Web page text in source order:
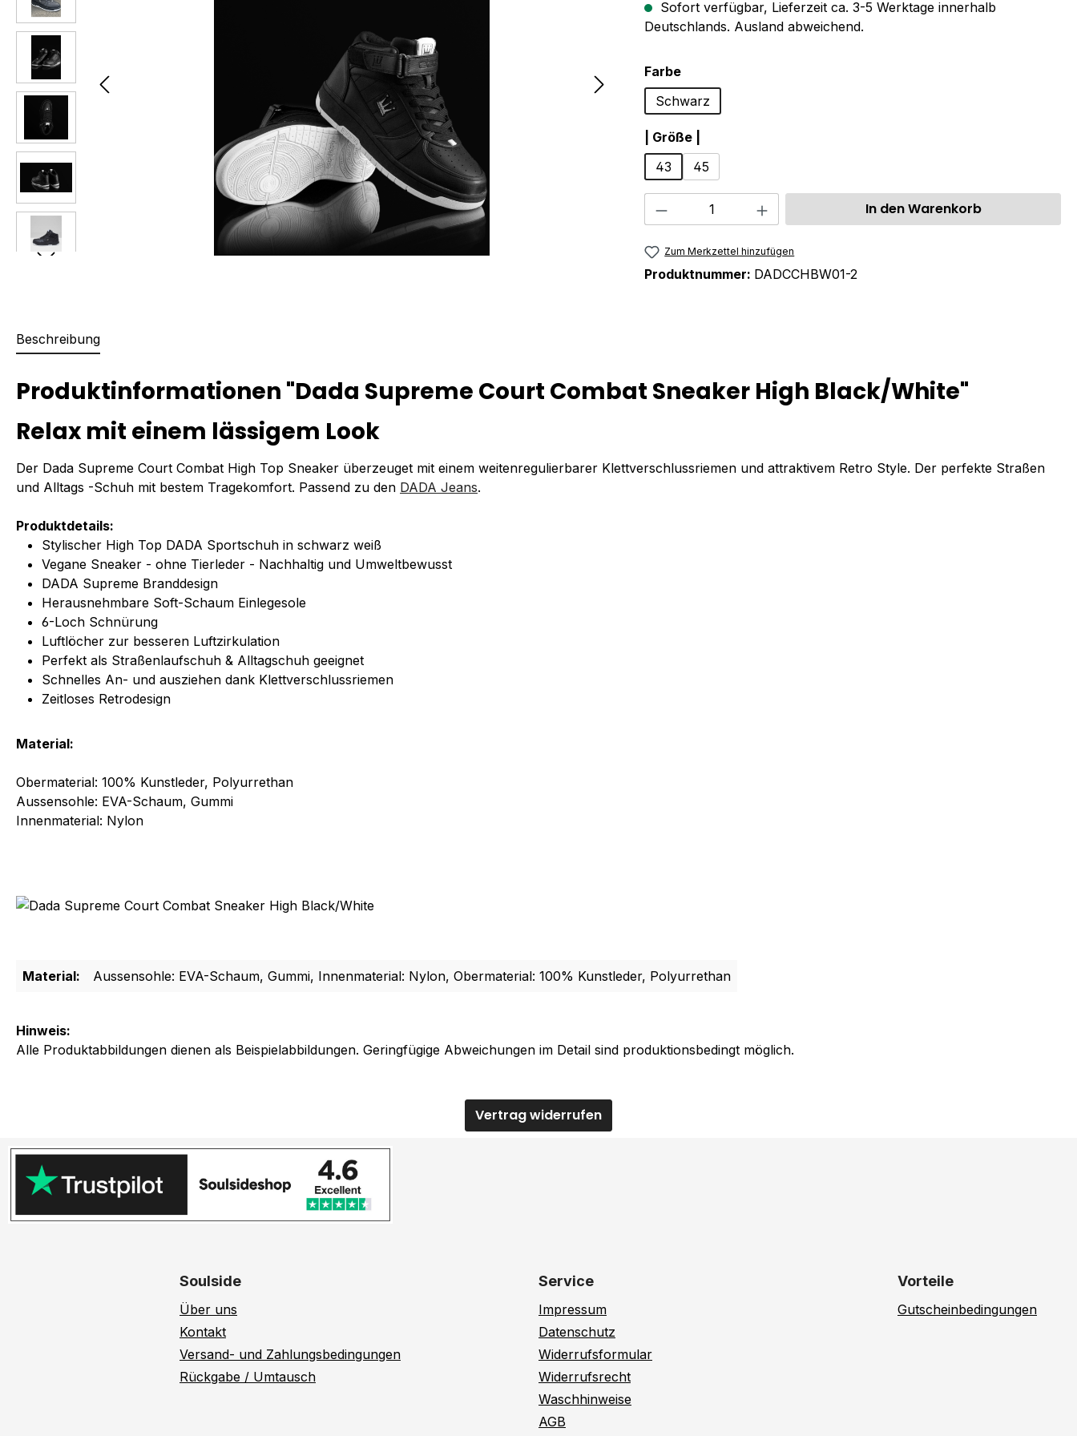
Hinweis:
Alle Produktabbildungen dienen als Beispielabbildungen. Geringfügige Abweichungen im Detail sind produktionsbedingt möglich.
Sofort verfügbar, Lieferzeit ca. 3-5 Werktage innerhalb
Deutschlands. Ausland abweichend.
Farbeauswählen
Schwarz
| Größe |
43
45
Produkt Anzahl: Gib den gewünschten Wert
In den Warenkorb
Zum Merkzettel hinzufügen
Produktnummer: DADCCHBW01-2
Beschreibung
Produktinformationen "Dada Supreme Court Combat Sneaker High Black/White"
Relax mit einem lässigem Look
Der Dada Supreme Court Combat High Top Sneaker überzeuget mit einem weitenregulierbarer Klettverschlussriemen und attraktivem Retro Style. Der perfekte Straßen
und Alltags -Schuh mit bestem Tragekomfort. Passend zu den DADA Jeans.
Produktdetails:
Stylischer High Top DADA Sportschuh in schwarz weiß
Vegane Sneaker - ohne Tierleder - Nachhaltig und Umweltbewusst
DADA Supreme Branddesign
Herausnehmbare Soft-Schaum Einlegesole
6-Loch Schnürung
Luftlöcher zur besseren Luftzirkulation
Perfekt als Straßenlaufschuh & Alltagschuh geeignet
Schnelles An- und ausziehen dank Klettverschlussriemen
Zeitloses Retrodesign
Material:
Obermaterial: 100% Kunstleder, Polyurrethan
Aussensohle: EVA-Schaum, Gummi
Innenmaterial: Nylon
Material: Aussensohle: EVA-Schaum, Gummi, Innenmaterial: Nylon, Obermaterial: 100% Kunstleder, Polyurrethan
Vertrag widerrufen
Soulside
Über uns
Kontakt
Versand- und Zahlungsbedingungen
Rückgabe / Umtausch
Service
Impressum
Datenschutz
Widerrufsformular
Widerrufsrecht
Waschhinweise
AGB
Vorteile
Gutscheinbedingungen